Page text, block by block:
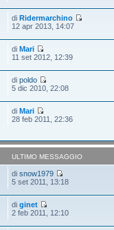
diRidermarchino
12 apr 2013, 14:07
diMari
11 set 2012, 12:39
dipoldo
5 dic 2010, 22:08
diMari
28 feb 2011, 22:36
ULTIMO MESSAGGIO
disnow1979
5 set 2011, 13:18
diginet
2 feb 2011, 12:10